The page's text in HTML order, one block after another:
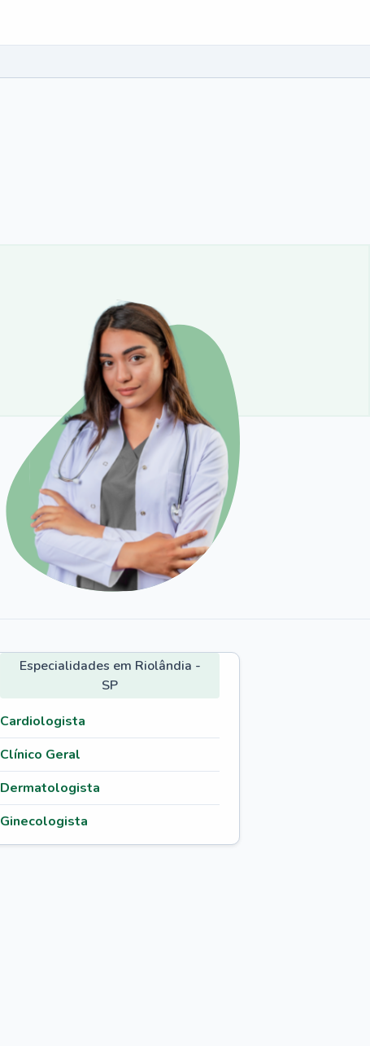
Especialidades em Riolândia -
SP
Cardiologista
Clínico Geral
Dermatologista
Ginecologista